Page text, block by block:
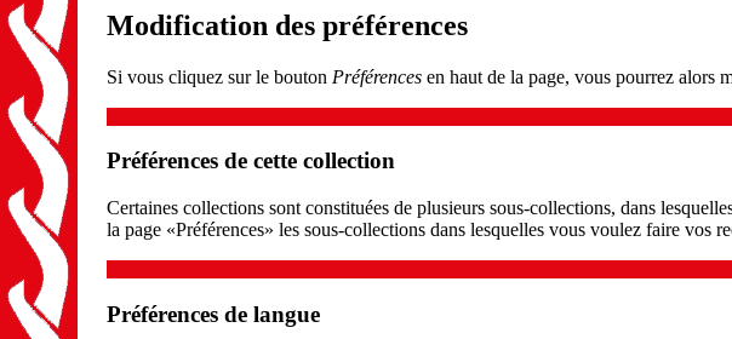
Modification des préférences
Si vous cliquez sur le bouton Préférences en haut de la page, vous pourrez alors
Préférences de cette collection
Certaines collections sont constituées de plusieurs sous-collections, dans
la page «Préférences» les sous-collections dans lesquelles vous voulez faire vos
Préférences de langue